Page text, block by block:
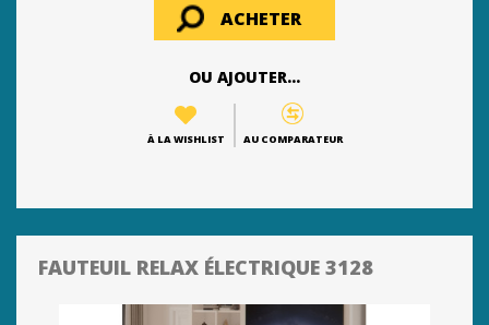
ACHETER
OU AJOUTER...
À LA WISHLIST AU COMPARATEUR
FAUTEUIL RELAX ÉLECTRIQUE 3128